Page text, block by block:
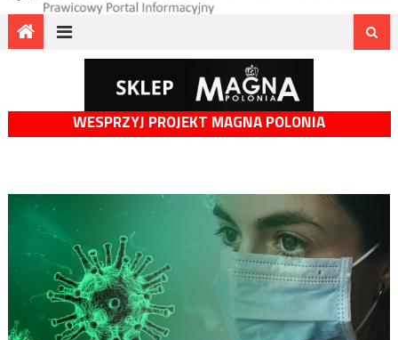
WESPRZYJ PROJEKT MAGNA POLONIA